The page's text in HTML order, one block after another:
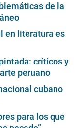
de la
en literatura es
críticos y
peruano
cubano
para los que